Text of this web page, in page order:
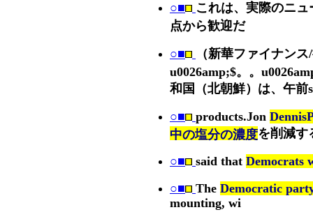
○■ これは、実際のニ
点から歓迎だ
○■ （新華ファイナン
u0026amp;$。。
和国（北朝鮮）は、午前
○■ products.Jon
中の塩分の濃度を削減す
○■
said that Democrats
○■
The Democratic
mounting, wi